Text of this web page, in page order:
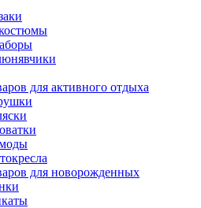
для активного отдыха
для новорожденных